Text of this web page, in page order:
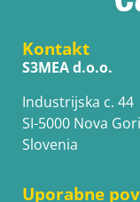
Kontakt
S3MEA d.o.o.
Industrijska c. 44
SI-5000 Nova
Slovenia
Uporabne